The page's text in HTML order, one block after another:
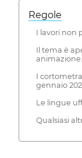
Regole
I lavori non
Il tema è
animazione.
I
gennaio
Le lingue
Qualsiasi